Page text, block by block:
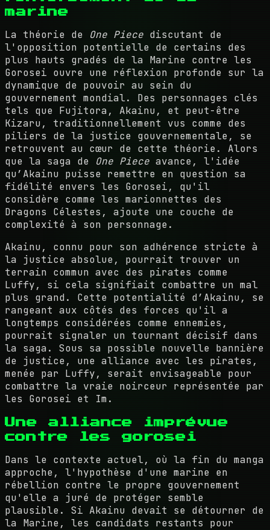
marine
La théorie de One Piece discutant de
l'opposition potentielle de certains des
plus hauts gradés de la Marine contre les
Gorosei ouvre une réflexion profonde sur la
dynamique de pouvoir au sein du
gouvernement mondial. Des personnages clés
tels que Fujitora, Akainu, et peut-être
Kizaru, traditionnellement vus comme des
piliers de la justice gouvernementale, se
retrouvent au cœur de cette théorie. Alors
que la saga de One Piece avance, l'idée
qu’Akainu puisse remettre en question sa
fidélité envers les Gorosei, qu'il
considère comme les marionnettes des
Dragons Célestes, ajoute une couche de
complexité à son personnage.
Akainu, connu pour son adhérence stricte à
la justice absolue, pourrait trouver un
terrain commun avec des pirates comme
Luffy, si cela signifiait combattre un mal
plus grand. Cette potentialité d’Akainu, se
rangeant aux côtés des forces qu'il a
longtemps considérées comme ennemies,
pourrait signaler un tournant décisif dans
la saga. Sous sa possible nouvelle bannière
de justice, une alliance avec les pirates,
menée par Luffy, serait envisageable pour
combattre la vraie noirceur représentée par
les Gorosei et Im.
Une alliance imprévue
contre les gorosei
Dans le contexte actuel, où la fin du manga
approche, l'hypothèse d'une marine en
rébellion contre le propre gouvernement
qu'elle a juré de protéger semble
plausible. Si Akainu devait se détourner de
la Marine, les candidats restants pour